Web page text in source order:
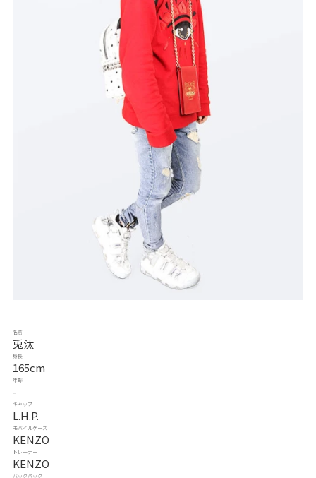
名前
兎汰
身長
165cm
年齢
-
キャップ
L.H.P.
モバイルケース
KENZO
トレーナー
KENZO
バックパック